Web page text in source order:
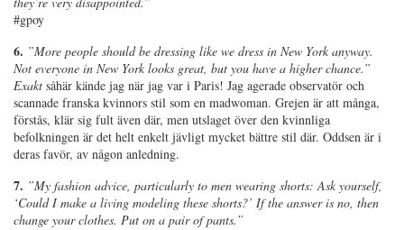
#gpoy
6. ”More people should be dressing like we dress in New York anyway.
Not everyone in New York looks great, but you have a higher chance.”
Exakt såhär kände jag när jag var i Paris! Jag agerade observatör och
scannade franska kvinnors stil som en madwoman. Grejen är att många,
förstås, klär sig fult även där, men utslaget över den kvinnliga
befolkningen är det helt enkelt jävligt mycket bättre stil där. Oddsen är i
deras favör, av någon anledning.
7. ”My fashion advice, particularly to men wearing shorts: Ask yourself,
‘Could I make a living modeling these shorts?’ If the answer is no, then
change your clothes. Put on a pair of pants.”